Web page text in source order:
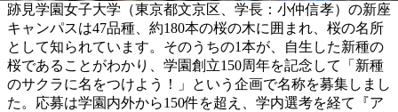
跡見学園女子大学（東京都文京区、学長：小仲信孝）の新座
キャンパスは47品種、約180本の桜の木に囲まれ、桜の名所
として知られています。そのうちの1本が、自生した新種の
桜であることがわかり、学園創立150周年を記念して「新種
のサクラに名をつけよう！」という企画で名称を募集しまし
た。応募は学園内外から150件を超え、学内選考を経て『ア